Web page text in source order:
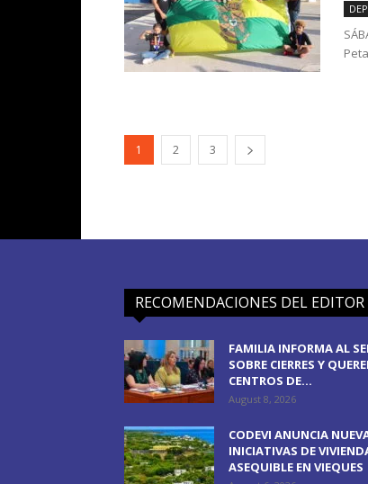
1 2 3
RECOMENDACIONES DEL EDITOR
FAMILIA INFORMA AL
SOBRE CIERRES Y
CENTROS DE...
August 8, 2026
CODEVI ANUNCIA
INICIATIVAS DE
ASEQUIBLE EN VIEQUES